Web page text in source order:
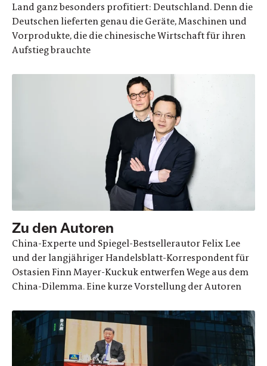
Land ganz besonders profitiert: Deutschland. Denn die
Deutschen lieferten genau die Geräte, Maschinen und
Vorprodukte, die die chinesische Wirtschaft für ihren
Aufstieg brauchte
Zu den Autoren
China-Experte und Spiegel-Bestsellerautor Felix Lee
und der langjähriger Handelsblatt-Korrespondent für
Ostasien Finn Mayer-Kuckuk entwerfen Wege aus dem
China-Dilemma. Eine kurze Vorstellung der Autoren